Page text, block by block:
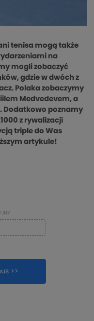
tenisa mogą także
na
mogli zobaczyć
gdzie w dwóch z
Polaka zobaczymy
Medvedevem, a
Dodatkowo poznamy
z rywalizacji
triple do Was
artykule!
>>